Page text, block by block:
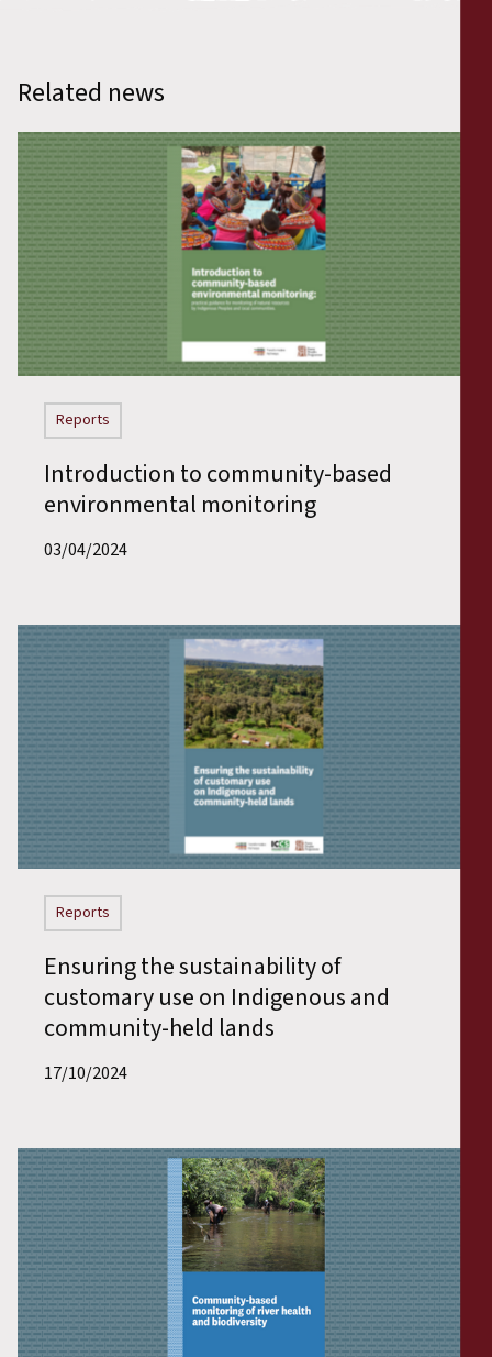
Related news
Reports
Introduction to community-based
environmental monitoring
03/04/2024
Reports
Ensuring the sustainability of
customary use on Indigenous and
community-held lands
17/10/2024